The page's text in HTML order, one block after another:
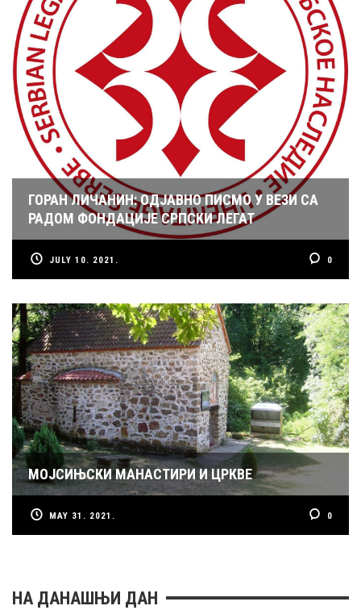
ГОРАН ЛИЧАНИН: ОДЈАВНО ПИСМО У ВЕЗИ СА
РАДОМ ФОНДАЦИЈЕ СРПСКИ ЛЕГАТ
JULY 10. 2021. 0
МОЈСИЊСКИ МАНАСТИРИ И ЦРКВЕ
MAY 31. 2021. 0
НА ДАНАШЊИ ДАН